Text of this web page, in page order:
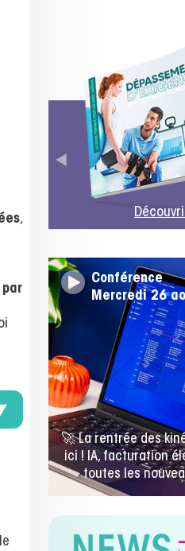
,
Conférence
Mercredi 26
🚀 La rentrée des
ici ! IA, facturation
toutes les